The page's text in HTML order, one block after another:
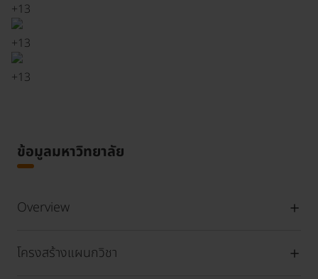
+13
+13
+13
ข้อมูลมหาวิทยาลัย
Overview
โครงสร้างแผนกวิชา